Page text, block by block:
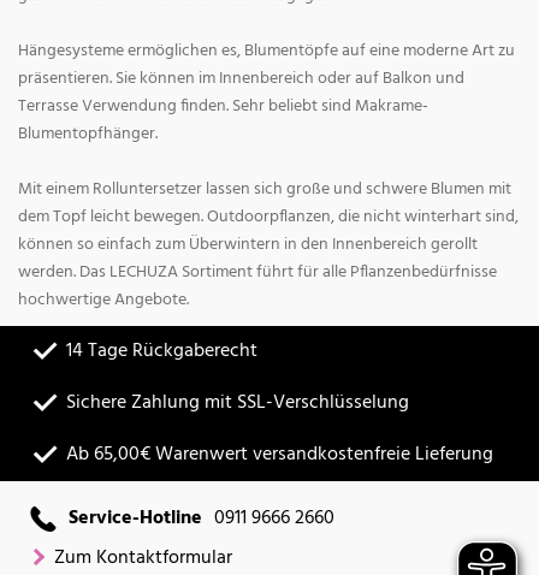
Hängesysteme ermöglichen es, Blumentöpfe auf eine moderne Art zu
präsentieren. Sie können im Innenbereich oder auf Balkon und
Terrasse Verwendung finden. Sehr beliebt sind Makrame-
Blumentopfhänger.
Mit einem Rolluntersetzer lassen sich große und schwere Blumen mit
dem Topf leicht bewegen. Outdoorpflanzen, die nicht winterhart sind,
können so einfach zum Überwintern in den Innenbereich gerollt
werden. Das LECHUZA Sortiment führt für alle Pflanzenbedürfnisse
hochwertige Angebote.
14 Tage Rückgaberecht
Sichere Zahlung mit SSL-Verschlüsselung
Ab 65,00€ Warenwert versandkostenfreie Lieferung
Service-Hotline 0911 9666 2660
Zum Kontaktformular